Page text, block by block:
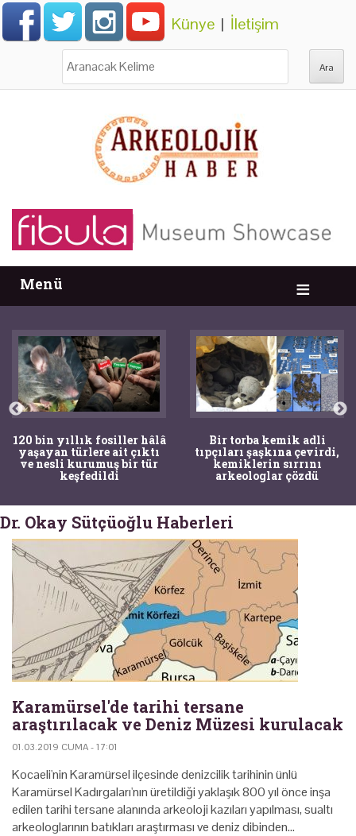
Künye | İletişim
Menü
120 bin yıllık fosiller hâlâ
yaşayan türlere ait çıktı
ve nesli kurumuş bir tür
keşfedildi
Bir torba kemik adli
tıpçıları şaşkına çevirdi,
kemiklerin sırrını
arkeologlar çözdü
Dr. Okay Sütçüoğlu Haberleri
Karamürsel'de tarihi tersane
araştırılacak ve Deniz Müzesi kurulacak
01.03.2019 CUMA - 17:01
Kocaeli'nin Karamürsel ilçesinde denizcilik tarihinin ünlü
Karamürsel Kadırgaları'nın üretildiği yaklaşık 800 yıl önce inşa
edilen tarihi tersane alanında arkeoloji kazıları yapılması, sualtı
arkeologlarının batıkları araştırması ve deniz dibinden…